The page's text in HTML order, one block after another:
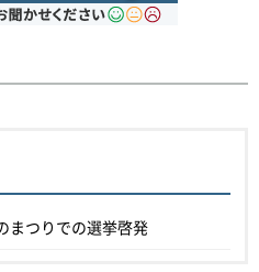
まつりでの選挙啓発